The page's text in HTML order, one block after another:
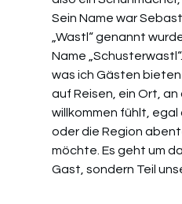
Sein Name war
„Wastl“ genannt
Name
was ich Gästen
auf Reisen, ein Ort, an
willkommen fühlt, egal
oder die Region
möchte. Es geht um
Gast, sondern Teil